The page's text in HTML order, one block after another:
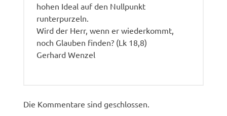
hohen Ideal auf den Nullpunkt
runterpurzeln.
Wird der Herr, wenn er wiederkommt,
noch Glauben finden? (Lk 18,8)
Gerhard Wenzel
Die Kommentare sind geschlossen.